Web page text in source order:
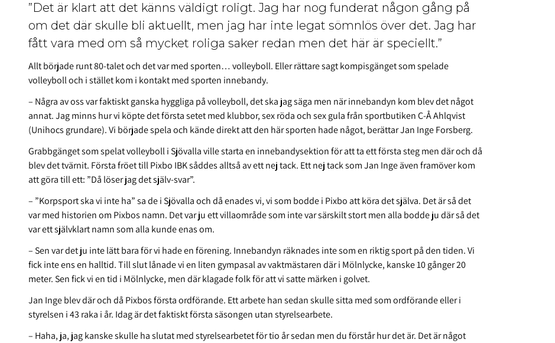
”Det är klart att det känns väldigt roligt. Jag har nog funderat någon gång på
om det där skulle bli aktuellt, men jag har inte legat sömnlös över det. Jag har
fått vara med om så mycket roliga saker redan men det här är speciellt.”
Allt började runt 80-talet och det var med sporten… volleyboll. Eller rättare sagt kompisgänget som spelade
volleyboll och i stället kom i kontakt med sporten innebandy.
– Några av oss var faktiskt ganska hyggliga på volleyboll, det ska jag säga men när innebandyn kom blev det något
annat. Jag minns hur vi köpte det första setet med klubbor, sex röda och sex gula från sportbutiken C-Å Ahlqvist
(Unihocs grundare). Vi började spela och kände direkt att den här sporten hade något, berättar Jan Inge Forsberg.
Grabbgänget som spelat volleyboll i Sjövalla ville starta en innebandysektion för att ta ett första steg men där och då
blev det tvärnit. Första fröet till Pixbo IBK såddes alltså av ett nej tack. Ett nej tack som Jan Inge även framöver kom
att göra till ett: ”Då löser jag det själv-svar”.
– ”Korpsport ska vi inte ha” sa de i Sjövalla och då enades vi, vi som bodde i Pixbo att köra det själva. Det är så det
var med historien om Pixbos namn. Det var ju ett villaområde som inte var särskilt stort men alla bodde ju där så det
var ett självklart namn som alla kunde enas om.
– Sen var det ju inte lätt bara för vi hade en förening. Innebandyn räknades inte som en riktig sport på den tiden. Vi
fick inte ens en halltid. Till slut lånade vi en liten gympasal av vaktmästaren där i Mölnlycke, kanske 10 gånger 20
meter. Sen fick vi en tid i Mölnlycke, men där klagade folk för att vi satte märken i golvet.
Jan Inge blev där och då Pixbos första ordförande. Ett arbete han sedan skulle sitta med som ordförande eller i
styrelsen i 43 raka i år. Idag är det faktiskt första säsongen utan styrelsearbete.
– Haha, ja, jag kanske skulle ha slutat med styrelsearbetet för tio år sedan men du förstår hur det är. Det är något